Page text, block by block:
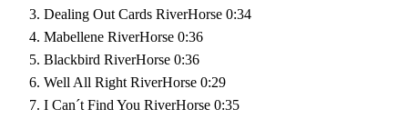
Dealing Out Cards RiverHorse 0:34
Mabellene RiverHorse 0:36
Blackbird RiverHorse 0:36
Well All Right RiverHorse 0:29
I Can´t Find You RiverHorse 0:35